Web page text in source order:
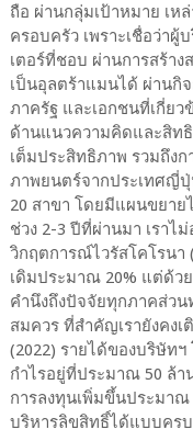
ถือ ผ่านกลุ่มเป้าหมาย เห
ครอบครัว เพราะเชื่อว่า
เตอร์ที่ชอบ ผ่านการสร้า
เป็นอุลตร้าแมนได้ ผ่านกิ
ภาครัฐ และเอกชนที่เกี่ย
ด้านแนวความคิดและสิท
เต็มประสิทธิภาพ รวมถึง
ภาพยนตร์จากประเทศญี่ปุ่
20 สาขา โดยมีแผนขยาย
ช่วง 2-3 ปีที่ผ่านมา เราไ
วิกฤตการณ์ไวรัสโคโรนา
เดิมประมาณ 20% แต่ด้ว
คำนึงถึงปัจจัยทุกภาคส่วน
สมควร ที่สำคัญเรายังคง
(2022) รายได้ของบริษัท
กำไรอยู่ที่ประมาณ 50 ล้
การลงทุนเพิ่มขึ้นประมาณ
บริหารลิขสิทธิ์ได้แบบคร